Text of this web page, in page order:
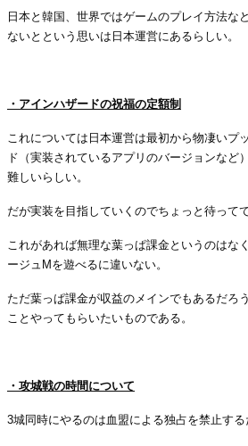
日本と韓国、世界ではゲームのプレイ方法な
ないとという思いは日本運営にあるらしい。
・アインハザードの祝福の定額制
これについては日本運営は最初から物凄いプ
ド（実装されているアプリのバージョンなど
難しいらしい。
だが実装を目指していくのでちょっと待って
これがあれば無理な葉っぱ課金というのはな
ージュ M を遊べるに違いない。
ただ葉っぱ課金が収益のメインでもあるだろ
ことやってもらいたいものである。
・攻城戦の時間について
3城同時にやるのは血盟による独占を禁止する